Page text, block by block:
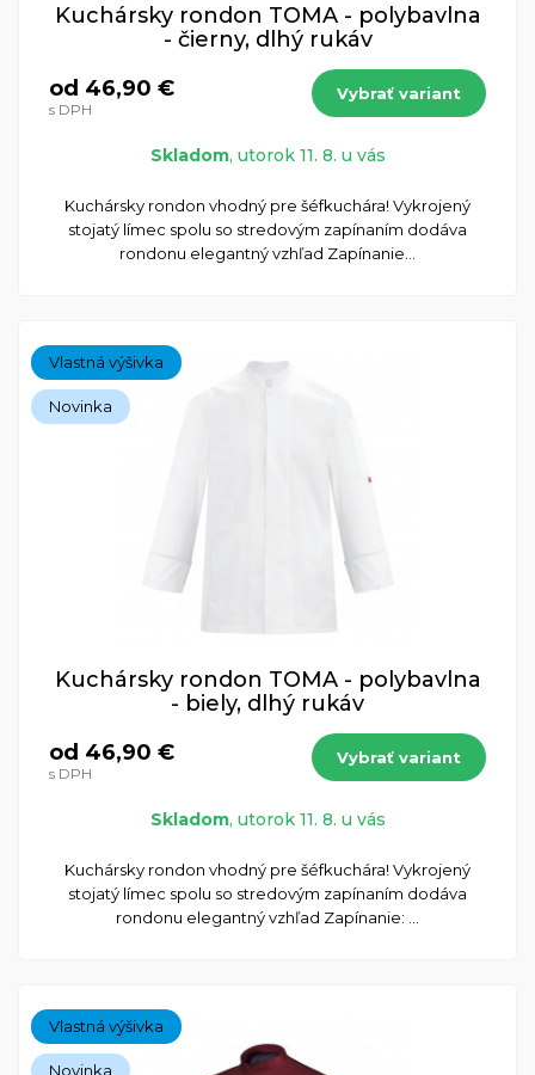
Kuchársky rondon TOMA - polybavlna
- čierny, dlhý rukáv
od 46,90 €
s DPH
Vybrať variant
Skladom, utorok 11. 8. u vás
​Kuchársky rondon vhodný pre šéfkuchára! Vykrojený
stojatý límec spolu so stredovým zapínaním dodáva
rondonu elegantný vzhľad Zapínanie...
Vlastná výšivka
Novinka
Kuchársky rondon TOMA - polybavlna
- biely, dlhý rukáv
od 46,90 €
s DPH
Vybrať variant
Skladom, utorok 11. 8. u vás
Kuchársky rondon vhodný pre šéfkuchára! Vykrojený
stojatý límec spolu so stredovým zapínaním dodáva
rondonu elegantný vzhľad Zapínanie: ...
Vlastná výšivka
Novinka